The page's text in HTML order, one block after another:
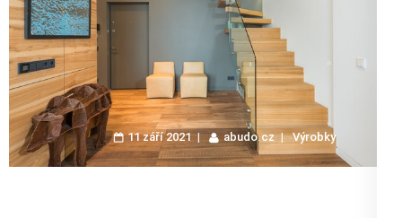
11 září 2021 abudo.cz Výrobky